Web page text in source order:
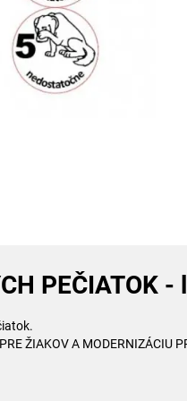
PEČIATOK
ŽIAKOV A MODERNIZÁCIU